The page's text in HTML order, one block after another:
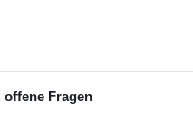
offene Fragen